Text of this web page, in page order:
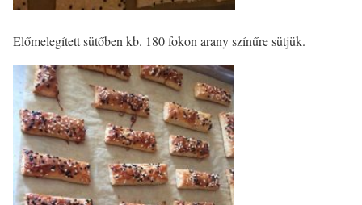
Előmelegített sütőben kb. 180 fokon arany színűre sütjük.